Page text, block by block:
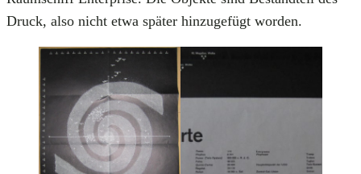
Druck, also nicht etwa später hinzugefügt worden.